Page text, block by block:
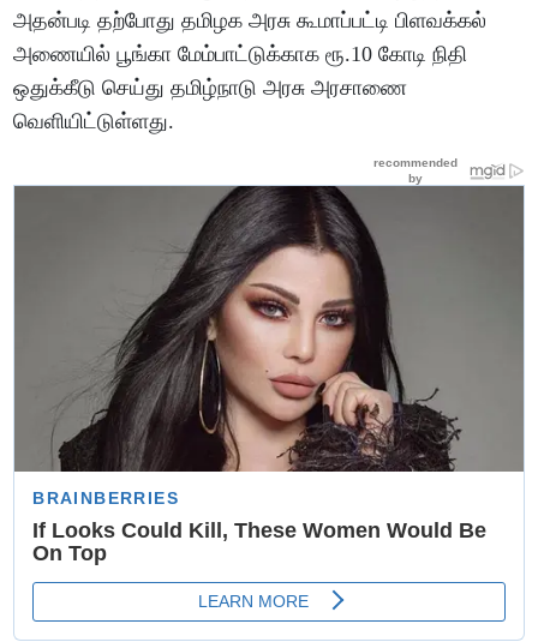
அதன்படி தற்போது தமிழக அரசு கூமாப்பட்டி பிளவக்கல்
அணையில் பூங்கா மேம்பாட்டுக்காக ரூ.10 கோடி நிதி
ஒதுக்கீடு செய்து தமிழ்நாடு அரசு அரசாணை
வெளியிட்டுள்ளது.